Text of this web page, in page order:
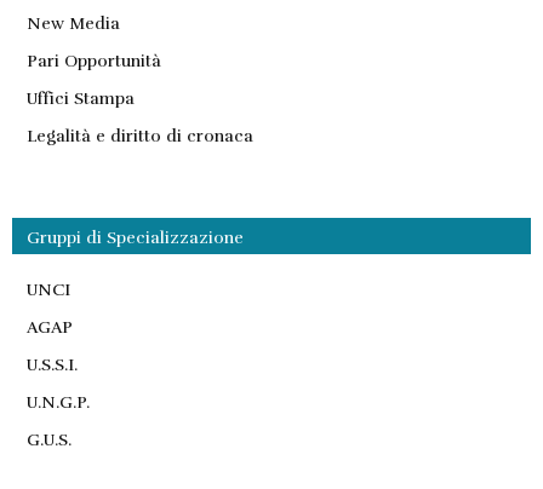
New Media
Pari Opportunità
Uffici Stampa
Legalità e diritto di cronaca
Gruppi di Specializzazione
UNCI
AGAP
U.S.S.I.
U.N.G.P.
G.U.S.